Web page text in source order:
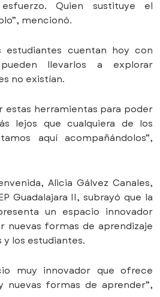
Quien sustituye el
mencionó.
estudiantes cuentan hoy con
llevarlos a explorar
no existían.
estas herramientas para poder
lejos que cualquiera de los
aquí acompañándolos”,
Alicia Gálvez Canales,
Guadalajara II, subrayó que la
un espacio innovador
nuevas formas de aprendizaje
los estudiantes.
muy innovador que ofrece
nuevas formas de aprender”,